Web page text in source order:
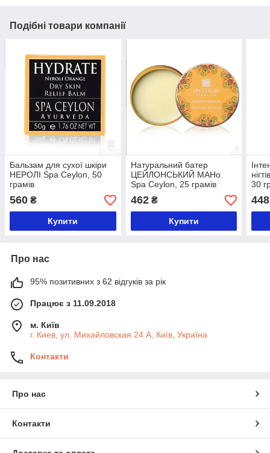
Подібні товари компанії
Бальзам для сухої шкіри
НЕРОЛІ Spa Ceylon, 50
грамів
560 ₴
Купити
Натуральний батер
ЦЕЙЛОНСЬКИЙ МАНo
Spa Ceylon, 25 грамів
462₴
Купити
30
448
Про нас
95% позитивних з 62 відгуків за рік
Працює з 11.09.2018
м. Київ
г. Киев, ул. Михайловская 24 А, Київ, Україна
Контакти
Про нас
Контакти